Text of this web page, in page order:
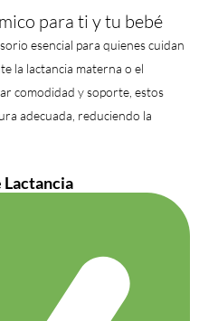
para ti y tu bebé
esencial para quienes cuidan
la lactancia materna o el
comodidad y soporte, estos
adecuada, reduciendo la
Lactancia